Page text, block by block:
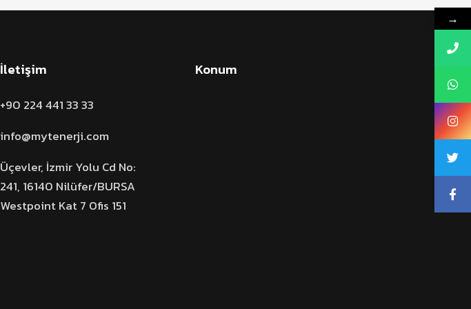
İletişim
+90 224 441 33 33
info@mytenerji.com
Üçevler, İzmir Yolu Cd No:
241, 16140 Nilüfer/BURSA
Westpoint Kat 7 Ofis 151
Konum
→